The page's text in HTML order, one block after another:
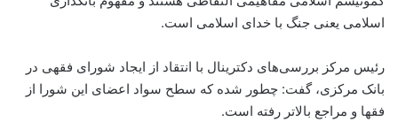
اسلامی یعنی جنگ با خدای اسلامی است.
رئیس مرکز بررسی‌های دکترینال با انتقاد از ایجاد شورای فقهی در
بانک مرکزی، گفت: چطور شده که سطح سواد اعضای این شورا از
فقها و مراجع بالاتر رفته است.